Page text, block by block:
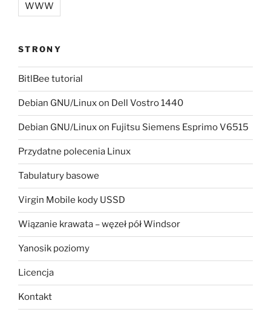
WWW
STRONY
BitlBee tutorial
Debian GNU/Linux on Dell Vostro 1440
Debian GNU/Linux on Fujitsu Siemens Esprimo V6515
Przydatne polecenia Linux
Tabulatury basowe
Virgin Mobile kody USSD
Wiązanie krawata – węzeł pół Windsor
Yanosik poziomy
Licencja
Kontakt